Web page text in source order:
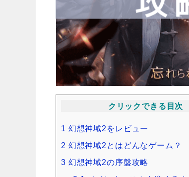
クリックできる目次
1 幻想神域2をレビュー
2 幻想神域2とはどんなゲーム？
3 幻想神域2の序盤攻略